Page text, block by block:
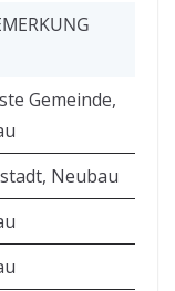
Gemeinde,
Neubau